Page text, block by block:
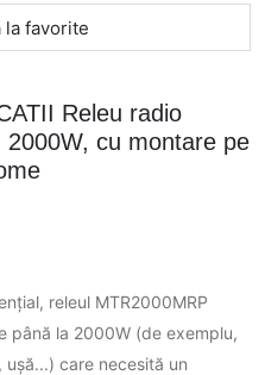
la favorite
Releu radio
cu montare pe
releul MTR2000MRP
până la 2000W (de exemplu,
ușă...) care necesită un